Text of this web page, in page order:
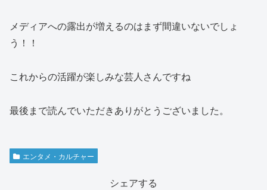
メディアへの露出が増えるのはまず間違いないでしょ
う！！
これからの活躍が楽しみな芸人さんですね
最後まで読んでいただきありがとうございました。
エンタメ・カルチャー
シェアする